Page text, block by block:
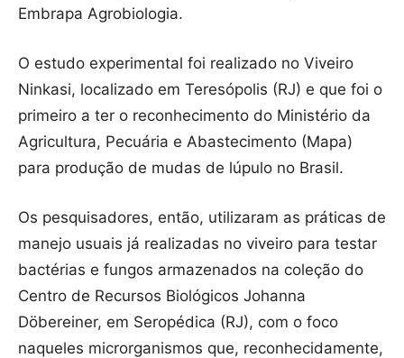
Embrapa Agrobiologia.
O estudo experimental foi realizado no Viveiro
Ninkasi, localizado em Teresópolis (RJ) e que foi o
primeiro a ter o reconhecimento do Ministério da
Agricultura, Pecuária e Abastecimento (Mapa)
para produção de mudas de lúpulo no Brasil.
Os pesquisadores, então, utilizaram as práticas de
manejo usuais já realizadas no viveiro para testar
bactérias e fungos armazenados na coleção do
Centro de Recursos Biológicos Johanna
Döbereiner, em Seropédica (RJ), com o foco
naqueles microrganismos que, reconhecidamente,